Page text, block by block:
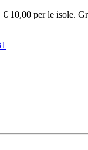
10,00 per le isole.